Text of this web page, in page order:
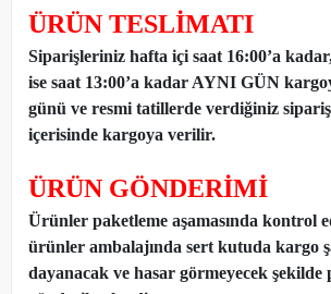
ÜRÜN TESLİMATI
Siparişleriniz hafta içi saat 16:00’a
ise saat 13:00’a kadar AYNI GÜN
günü ve resmi tatillerde verdiğiniz
içerisinde kargoya verilir.
ÜRÜN GÖNDERİMİ
Ürünler paketleme aşamasında kontrol
ürünler ambalajında sert kutuda kargo
dayanacak ve hasar görmeyecek şekilde